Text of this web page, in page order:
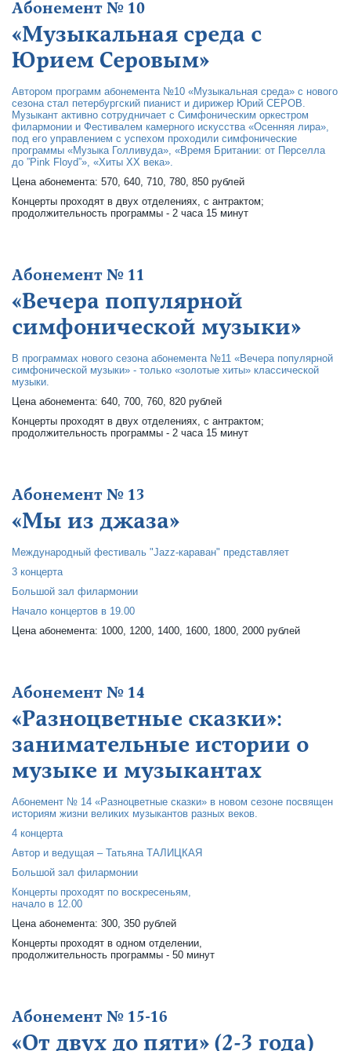
Абонемент № 10
«Музыкальная среда с
Юрием Серовым»
Автором программ абонемента №10 «Музыкальная среда» с нового
сезона стал петербургский пианист и дирижер Юрий СЕРОВ.
Музыкант активно сотрудничает с Симфоническим оркестром
филармонии и Фестивалем камерного искусства «Осенняя лира»,
под его управлением с успехом проходили симфонические
программы «Музыка Голливуда», «Время Британии: от Перселла
до ”Pink Floyd”», «Хиты XX века».
Цена абонемента: 570, 640, 710, 780, 850 рублей
Концерты проходят в двух отделениях, с антрактом;
продолжительность программы - 2 часа 15 минут
Абонемент № 11
«Вечера популярной
симфонической музыки»
В программах нового сезона абонемента №11 «Вечера популярной
симфонической музыки» - только «золотые хиты» классической
музыки.
Цена абонемента: 640, 700, 760, 820 рублей
Концерты проходят в двух отделениях, с антрактом;
продолжительность программы - 2 часа 15 минут
Абонемент № 13
«Мы из джаза»
Международный фестиваль "Jazz-караван" представляет
3 концерта
Большой зал филармонии
Начало концертов в 19.00
Цена абонемента: 1000, 1200, 1400, 1600, 1800, 2000 рублей
Абонемент № 14
«Разноцветные сказки»:
занимательные истории о
музыке и музыкантах
Абонемент № 14 «Разноцветные сказки» в новом сезоне посвящен
историям жизни великих музыкантов разных веков.
4 концерта
Автор и ведущая – Татьяна ТАЛИЦКАЯ
Большой зал филармонии
Концерты проходят по воскресеньям,
начало в 12.00
Цена абонемента: 300, 350 рублей
Концерты проходят в одном отделении,
продолжительность программы - 50 минут
Абонемент № 15-16
«От двух до пяти» (2-3 года)